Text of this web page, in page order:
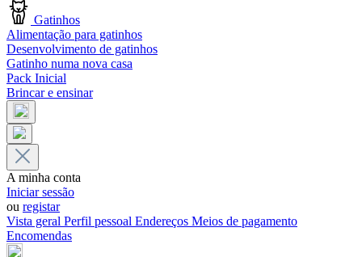
Gatinhos
Alimentação para gatinhos
Desenvolvimento de gatinhos
Gatinho numa nova casa
Pack Inicial
Brincar e ensinar
A minha conta
Iniciar sessão
ou registar
Vista geral Perfil pessoal Endereços Meios de pagamento
Encomendas